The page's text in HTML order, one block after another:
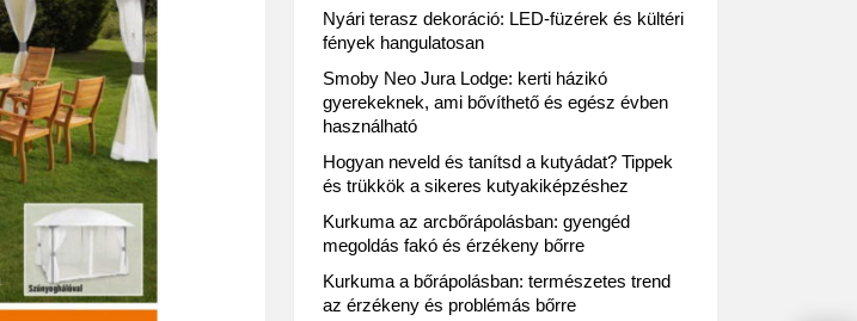
Nyári terasz dekoráció: LED-füzérek és kültéri
fények hangulatosan
Smoby Neo Jura Lodge: kerti házikó
gyerekeknek, ami bővíthető és egész évben
használható
Hogyan neveld és tanítsd a kutyádat? Tippek
és trükkök a sikeres kutyakiképzéshez
Kurkuma az arcbőrápolásban: gyengéd
megoldás fakó és érzékeny bőrre
Kurkuma a bőrápolásban: természetes trend
az érzékeny és problémás bőrre